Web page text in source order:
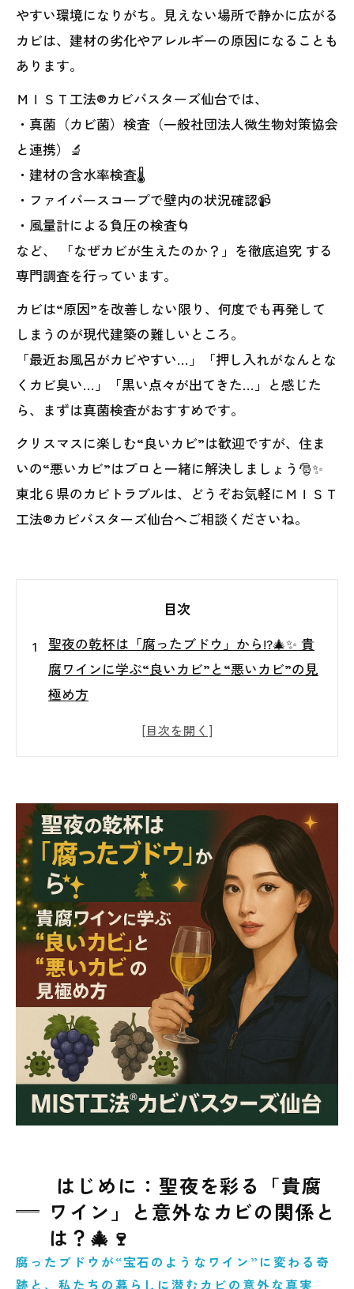
やすい環境になりがち。見えない場所で静かに広がる
カビは、建材の劣化やアレルギーの原因になることも
あります。
ＭＩＳＴ工法®カビバスターズ仙台では、
・真菌（カビ菌）検査（一般社団法人微生物対策協会
と連携）🔬
・建材の含水率検査🌡️
・ファイバースコープで壁内の状況確認📹
・風量計による負圧の検査🌀
など、 「なぜカビが生えたのか？」を徹底追究 する
専門調査を行っています。
カビは“原因”を改善しない限り、何度でも再発して
しまうのが現代建築の難しいところ。
「最近お風呂がカビやすい…」「押し入れがなんとな
くカビ臭い…」「黒い点々が出てきた…」と感じた
ら、まずは真菌検査がおすすめです。
クリスマスに楽しむ“良いカビ”は歓迎ですが、住ま
いの“悪いカビ”はプロと一緒に解決しましょう🎅✨
東北６県のカビトラブルは、どうぞお気軽にＭＩＳＴ
工法®カビバスターズ仙台へご相談くださいね。
目次
聖夜の乾杯は「腐ったブドウ」から!?🎄✨ 貴
腐ワインに学ぶ“良いカビ”と“悪いカビ”の見
極め方
はじめに：聖夜を彩る「貴腐ワイン」と意外
良いカビ・悪いカビ：食卓の恵みと住まいの
リスク🧀🆚🛁
東北の住宅はカビが生えやすい？その理由と
注意点🏠❄
カビ発生の本当の原因を探る「専門調査」の
重要性🔬
原因に向き合わないと再発！現代建築で起こ
りやすい問題とは
カビが気になる方へ：まずは真菌検査がおす
すめです✨
東北６県のカビトラブルはＭＩＳＴ工法®カ
ビバスターズ仙台へ📞
まとめ：聖夜は“良いカビ”で乾杯！お家
はじめに：聖夜を彩る「貴腐
ワイン」と意外なカビの関係と
は？🎄🍷
腐ったブドウが“宝石のようなワイン”に変わる奇
跡と、私たちの暮らしに潜むカビの意外な真実